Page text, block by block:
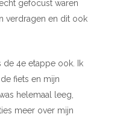
gefocust waren
verdragen en dit ook
de 4e etappe ook. Ik
fiets en mijn
helemaal leeg,
meer over mijn